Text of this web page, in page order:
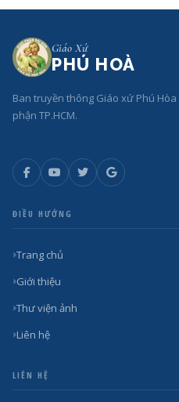
Giáo Xứ
PHÚ HOÀ
Ban truyền thông Giáo xứ Phú
phận TP.HCM.
ĐIỀU HƯỚNG
Trang chủ
Giới thiệu
Thư viện ảnh
Liên hệ
LIÊN HỆ